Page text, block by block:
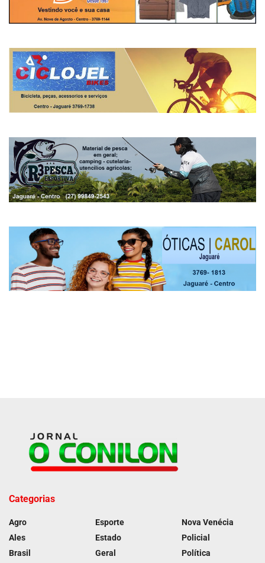
Categorias
Agro
Ales
Brasil
Esporte
Estado
Geral
Nova Venécia
Policial
Política